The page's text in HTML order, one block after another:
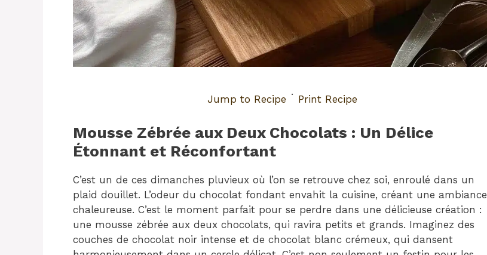
Jump to Recipe · Print Recipe
Mousse Zébrée aux Deux Chocolats : Un Délice
Étonnant et Réconfortant
C’est un de ces dimanches pluvieux où l’on se retrouve chez soi, enroulé dans un
plaid douillet. L’odeur du chocolat fondant envahit la cuisine, créant une ambiance
chaleureuse. C’est le moment parfait pour se perdre dans une délicieuse création :
une mousse zébrée aux deux chocolats, qui ravira petits et grands. Imaginez des
couches de chocolat noir intense et de chocolat blanc crémeux, qui dansent